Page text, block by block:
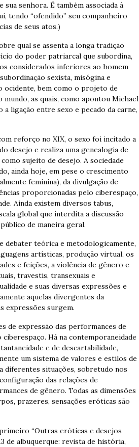
senhora. É também associada à
tendo “ofendido” seu companheiro
de seus atos.)
qual se assenta a longa tradição
do poder patriarcal que subordina,
considerados inferiores ao homem
sexista, misógina e
ocidente, bem como o projeto de
as quais, como apontou Michael
ligação entre sexo e pecado da carne,
reforço no XIX, o sexo foi incitado a
desejo e realiza uma genealogia de
sujeito de desejo. A sociedade
ainda hoje, em pese o crescimento
feminina), da divulgação de
proporcionadas pelo ciberespaço,
Ainda existem diversos tabus,
global que interdita a discussão
de maneira geral.
debater teórica e metodologicamente,
artísticas, produção virtual, os
e feições, a violência de gênero e
travestis, transexuais e
e suas diversas expressões e
aquelas divergentes da
expressões surgem.
de expressão das performances de
Há na contemporaneidade
e de descartabilidade,
um sistema de valores e estilos de
diferentes situações, sobretudo nos
das relações de
de gênero. Todas as dimensões
prazeres, sensações eróticas são
“Outras eróticas e desejos
de albuquerque: revista de história,